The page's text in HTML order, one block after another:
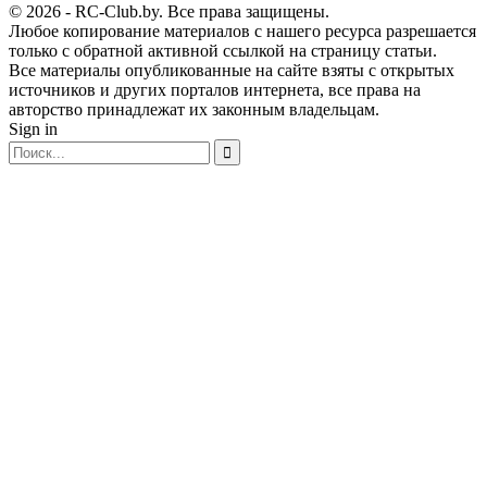
© 2026 - RC-Club.by. Все права защищены.
Любое копирование материалов с нашего ресурса разрешается
только с обратной активной ссылкой на страницу статьи.
Все материалы опубликованные на сайте взяты с открытых
источников и других порталов интернета, все права на
авторство принадлежат их законным владельцам.
Sign in